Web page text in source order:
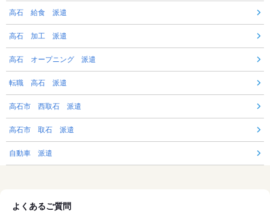
高石 給食 派遣
高石 加工 派遣
高石 オープニング 派遣
転職 高石 派遣
高石市 西取石 派遣
高石市 取石 派遣
自動車 派遣
よくあるご質問